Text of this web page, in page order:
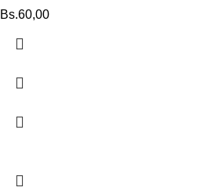
Bs.60,00